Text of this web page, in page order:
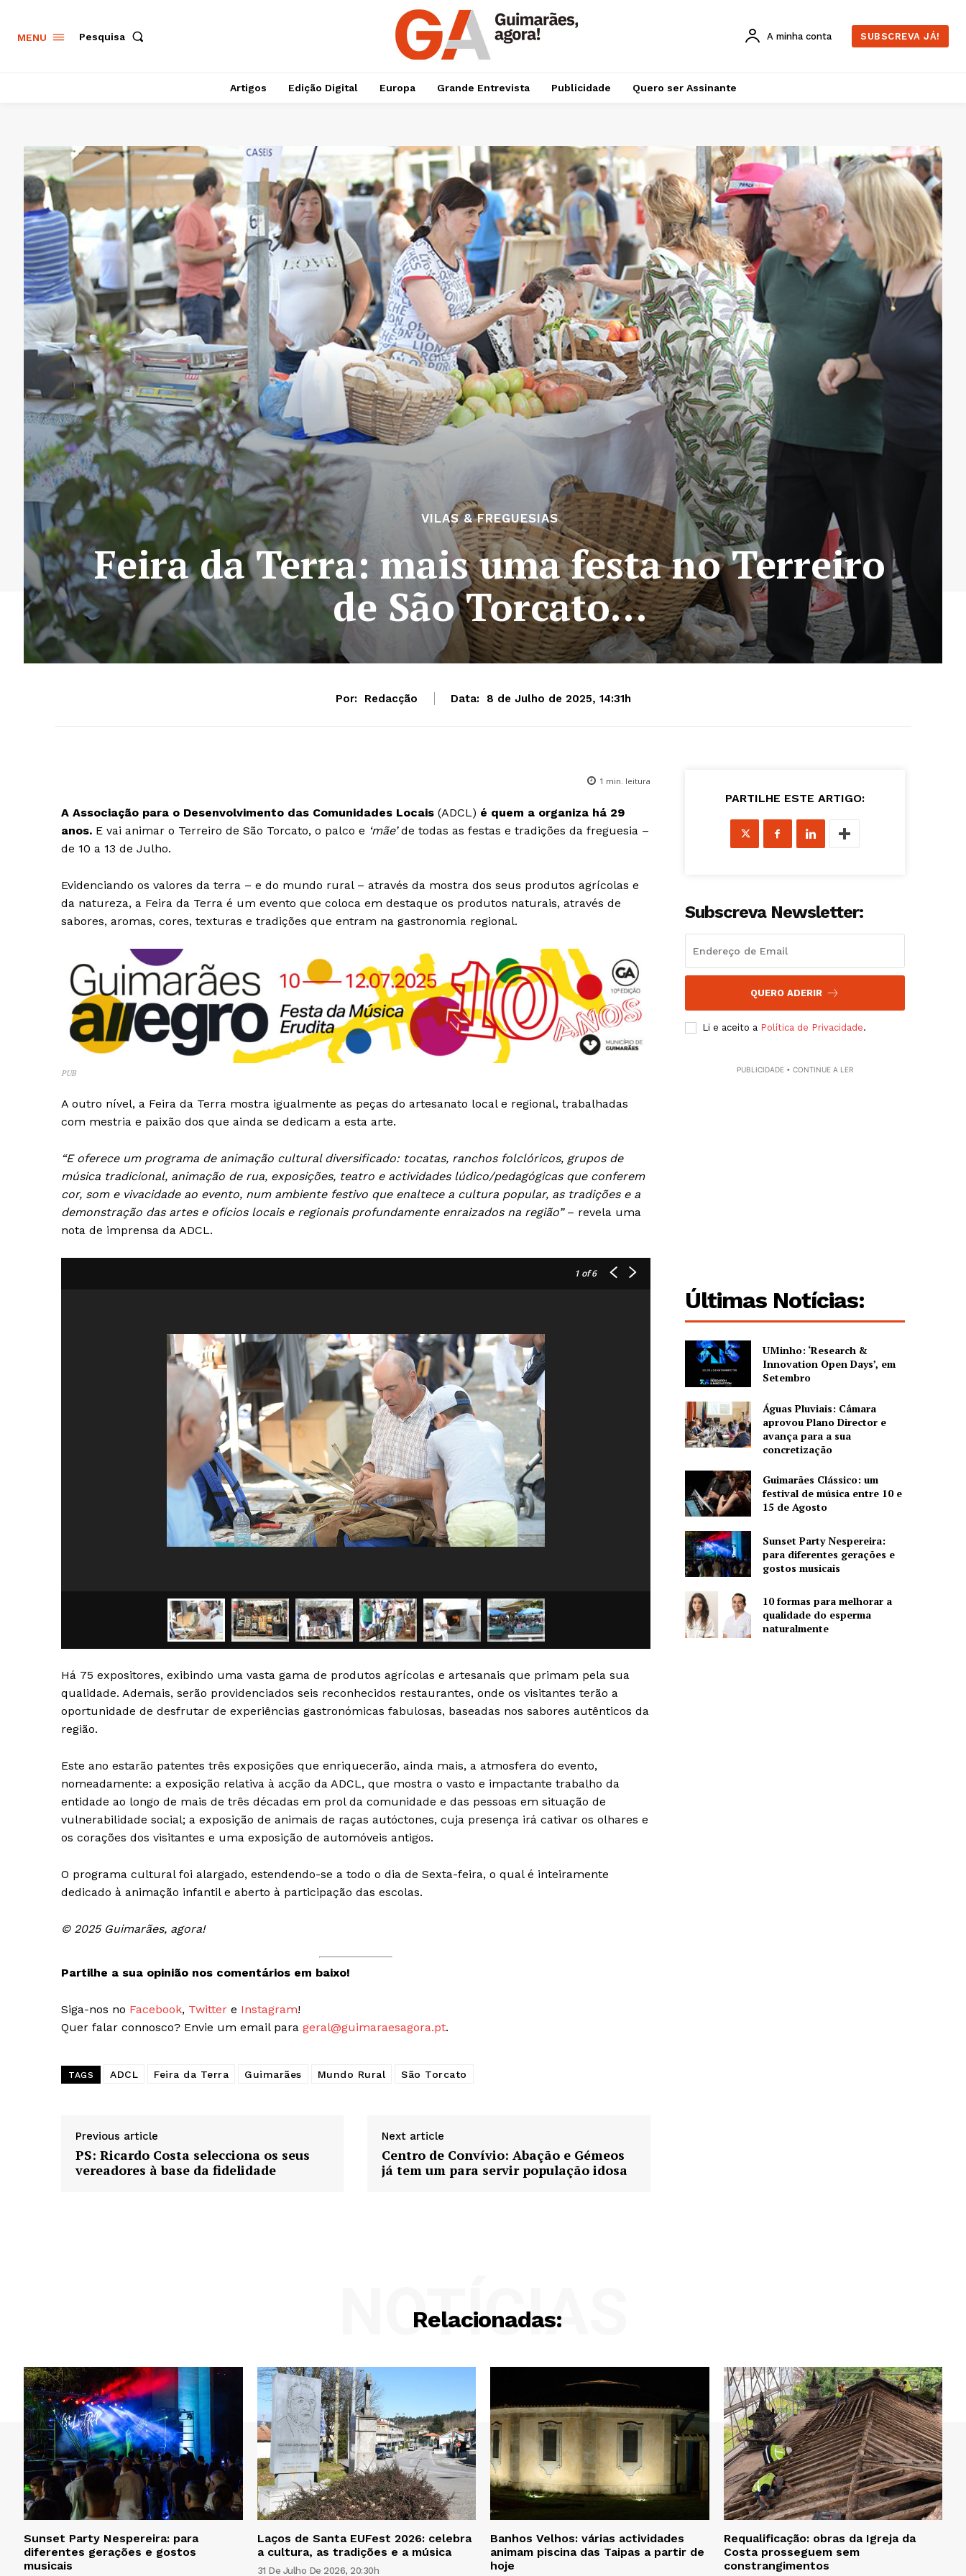
Guimarães, agora!
Institucional
Artigos
Edição Digital
Europa
Quero ser Assinante
MENU Pesquisa A minha conta SUBSCREVA JÁ!
Artigos Edição Digital Europa Grande Entrevista Publicidade Quero ser Assinante
VILAS & FREGUESIAS
Feira da Terra: mais uma festa no Terreiro
de São Torcato…
Por: Redacção Data: 8 de Julho de 2025, 14:31h
1 min. leitura
A Associação para o Desenvolvimento das Comunidades Locais (ADCL) é quem a organiza há 29
anos. E vai animar o Terreiro de São Torcato, o palco e ‘mãe’de todas as festas e tradições da freguesia –
de 10 a 13 de Julho.
Evidenciando os valores da terra – e do mundo rural – através da mostra dos seus produtos agrícolas e
da natureza, a Feira da Terra é um evento que coloca em destaque os produtos naturais, através de
sabores, aromas, cores, texturas e tradições que entram na gastronomia regional.
PUB
A outro nível, a Feira da Terra mostra igualmente as peças do artesanato local e regional, trabalhadas
com mestria e paixão dos que ainda se dedicam a esta arte.
“E oferece um programa de animação cultural diversificado: tocatas, ranchos folclóricos, grupos de
música tradicional, animação de rua, exposições, teatro e actividades lúdico/pedagógicas que conferem
cor, som e vivacidade ao evento, num ambiente festivo que enaltece a cultura popular, as tradições e a
demonstração das artes e ofícios locais e regionais profundamente enraizados na região”– revela uma
nota de imprensa da ADCL.
1of 6
Há 75 expositores, exibindo uma vasta gama de produtos agrícolas e artesanais que primam pela sua
qualidade. Ademais, serão providenciados seis reconhecidos restaurantes, onde os visitantes terão a
oportunidade de desfrutar de experiências gastronómicas fabulosas, baseadas nos sabores autênticos da
região.
Este ano estarão patentes três exposições que enriquecerão, ainda mais, a atmosfera do evento,
nomeadamente: a exposição relativa à acção da ADCL, que mostra o vasto e impactante trabalho da
entidade ao longo de mais de três décadas em prol da comunidade e das pessoas em situação de
vulnerabilidade social; a exposição de animais de raças autóctones, cuja presença irá cativar os olhares e
os corações dos visitantes e uma exposição de automóveis antigos.
O programa cultural foi alargado, estendendo-se a todo o dia de Sexta-feira, o qual é inteiramente
dedicado à animação infantil e aberto à participação das escolas.
© 2025 Guimarães, agora!
Partilhe a sua opinião nos comentários em baixo!
Siga-nos no Facebook, Twitter e Instagram!
Quer falar connosco? Envie um email para geral@guimaraesagora.pt.
TAGS ADCL Feira da Terra Guimarães Mundo Rural São Torcato
Previous article
PS: Ricardo Costa selecciona os seus
vereadores à base da fidelidade
Next article
Centro de Convívio: Abação e Gémeos
já tem um para servir população idosa
PARTILHE ESTE ARTIGO:
Subscreva Newsletter:
QUERO ADERIR
Li e aceito a Política de Privacidade.
PUBLICIDADE • CONTINUE A LER
Últimas Notícias:
UMinho: ‘Research &
Innovation Open Days’, em
Setembro
Águas Pluviais: Câmara
aprovou Plano Director e
avança para a sua
concretização
Guimarães Clássico: um
festival de música entre 10 e
15 de Agosto
Sunset Party Nespereira:
para diferentes gerações e
gostos musicais
10 formas para melhorar a
qualidade do esperma
naturalmente
Relacionadas:
NOTÍCIAS
Sunset Party Nespereira: para
diferentes gerações e gostos
musicais
Laços de Santa EUFest 2026: celebra
a cultura, as tradições e a música
31 De Julho De 2026, 20:30h
Banhos Velhos: várias actividades
animam piscina das Taipas a partir de
hoje
Requalificação: obras da Igreja da
Costa prosseguem sem
constrangimentos